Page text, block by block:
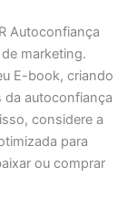
Autoconfiança
marketing.
E-book, criando
da autoconfiança
considere a
para
ou comprar